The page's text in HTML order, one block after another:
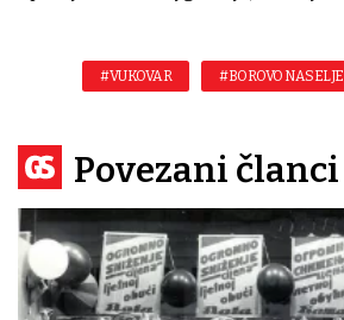
#VUKOVAR #BOROVO NASELJE
Povezani članci